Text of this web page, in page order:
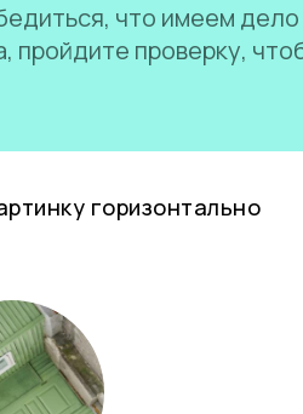
что имеем
пройдите проверку,
горизонтально